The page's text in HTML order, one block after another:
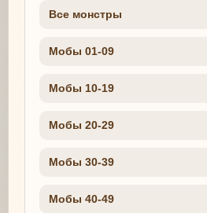
Все монстры
Мобы 01-09
Мобы 10-19
Мобы 20-29
Мобы 30-39
Мобы 40-49